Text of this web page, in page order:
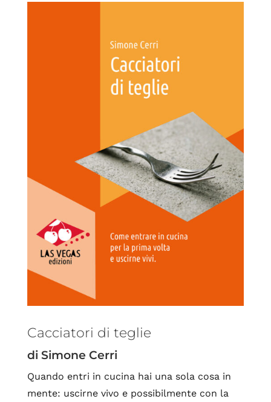
Cacciatori di teglie
di Simone Cerri
Quando entri in cucina hai una sola cosa in
mente: uscirne vivo e possibilmente con la